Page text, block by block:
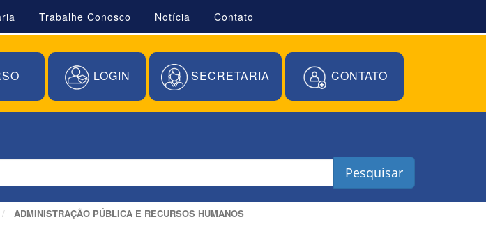
Trabalhe Conosco Notícia Contato
LOGIN SECRETARIA CONTATO
Pesquisar
ADMINISTRAÇÃO PÚBLICA E RECURSOS HUMANOS